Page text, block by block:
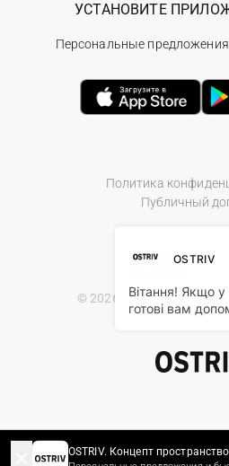
Политика
Публичный
© 2026 Ostriv.ua Store.
УСТАНОВИТЕ
Персональные
OSTRIV. Концепт пространство